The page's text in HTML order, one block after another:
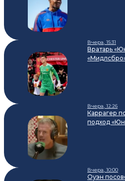
Вчера, 15:31
Вратарь
Вчера, 12:26
Каррагер
подход
Вчера, 10:00
Оуэн